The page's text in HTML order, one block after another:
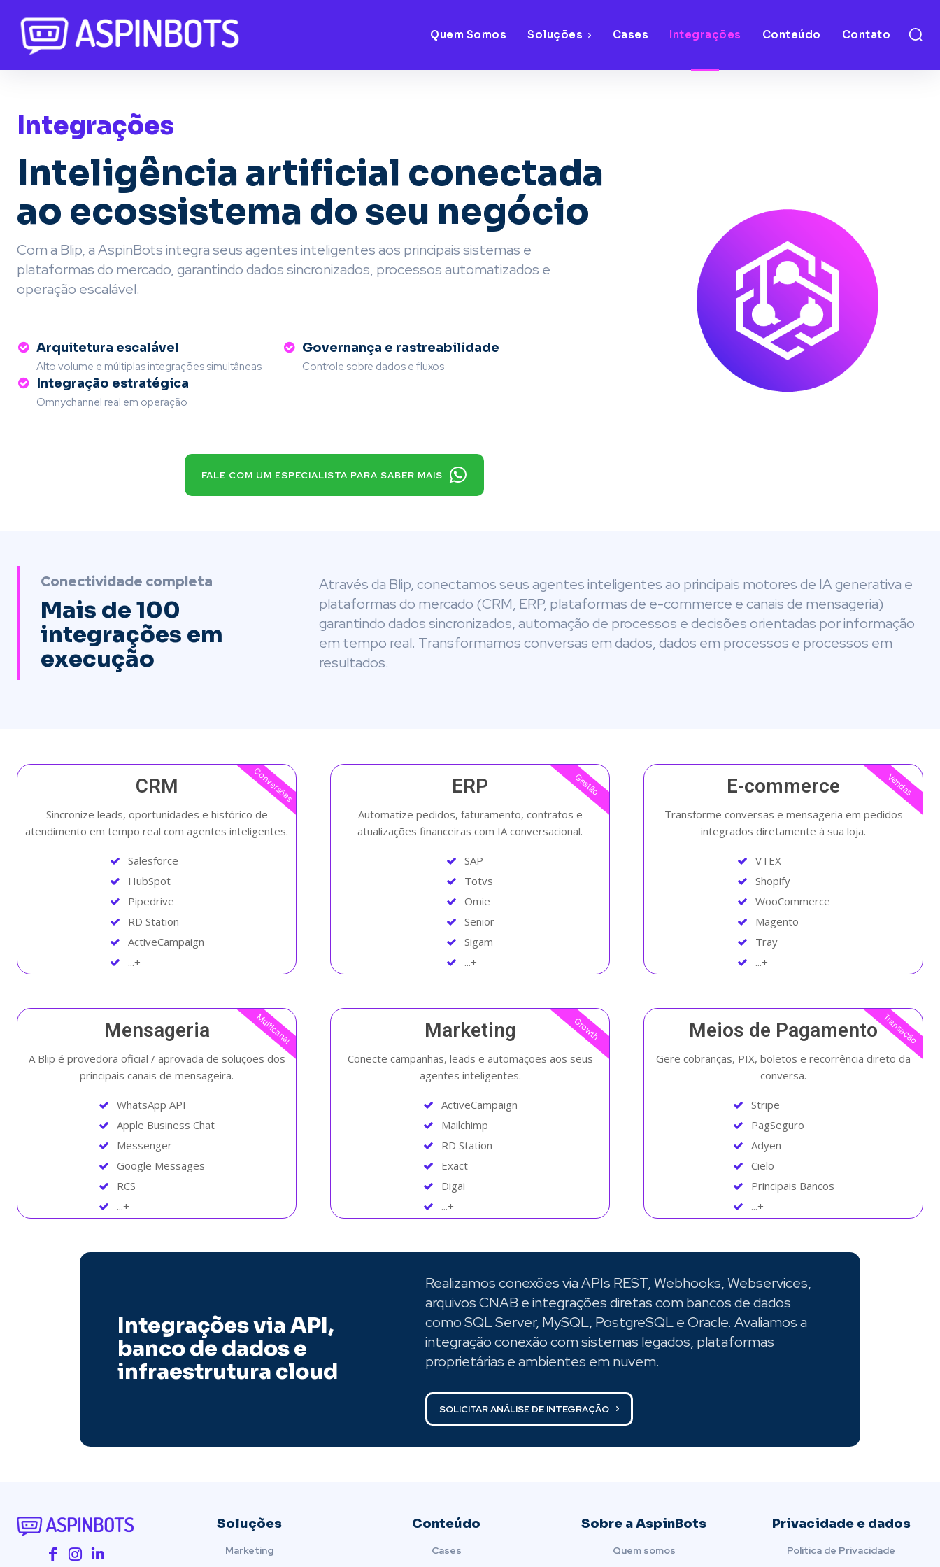
Quem Somos Soluções Cases Integrações Conteúdo Contato
Integrações
Inteligência artificial conectada
ao ecossistema do seu negócio
Com a Blip, a AspinBots integra seus agentes inteligentes aos principais sistemas e
plataformas do mercado, garantindo dados sincronizados, processos automatizados e
operação escalável.
Arquitetura escalável
Alto volume e múltiplas integrações simultâneas
Governança e rastreabilidade
Controle sobre dados e fluxos
Integração estratégica
Omnychannel real em operação
FALE COM UM ESPECIALISTA PARA SABER MAIS
Conectividade completa
Mais de 100
integrações em
execução
Através da Blip, conectamos seus agentes inteligentes ao principais motores de IA generativa e
plataformas do mercado (CRM, ERP, plataformas de e-commerce e canais de mensageria)
garantindo dados sincronizados, automação de processos e decisões orientadas por informação
em tempo real. Transformamos conversas em dados, dados em processos e processos em
resultados.
Conversões
CRM
Sincronize leads, oportunidades e histórico de
atendimento em tempo real com agentes inteligentes.
Salesforce
HubSpot
Pipedrive
RD Station
ActiveCampaign
...+
Gestão
ERP
Automatize pedidos, faturamento, contratos e
atualizações financeiras com IA conversacional.
SAP
Totvs
Omie
Senior
Sigam
...+
Vendas
E-commerce
Transforme conversas e mensageria em pedidos
integrados diretamente à sua loja.
VTEX
Shopify
WooCommerce
Magento
Tray
...+
Multicanal
Mensageria
A Blip é provedora oficial / aprovada de soluções dos
principais canais de mensageira.
WhatsApp API
Apple Business Chat
Messenger
Google Messages
RCS
...+
Growth
Marketing
Conecte campanhas, leads e automações aos seus
agentes inteligentes.
ActiveCampaign
Mailchimp
RD Station
Exact
Digai
...+
Transação
Meios de Pagamento
Gere cobranças, PIX, boletos e recorrência direto da
conversa.
Stripe
PagSeguro
Adyen
Cielo
Principais Bancos
...+
Integrações via API,
banco de dados e
infraestrutura cloud
Realizamos conexões via APIs REST, Webhooks, Webservices,
arquivos CNAB e integrações diretas com bancos de dados
como SQL Server, MySQL, PostgreSQL e Oracle. Avaliamos a
integração conexão com sistemas legados, plataformas
proprietárias e ambientes em nuvem.
SOLICITAR ANÁLISE DE INTEGRAÇÃO
Soluções
Marketing
Conteúdo
Cases
Sobre a AspinBots
Quem somos
Privacidade e dados
Política de Privacidade